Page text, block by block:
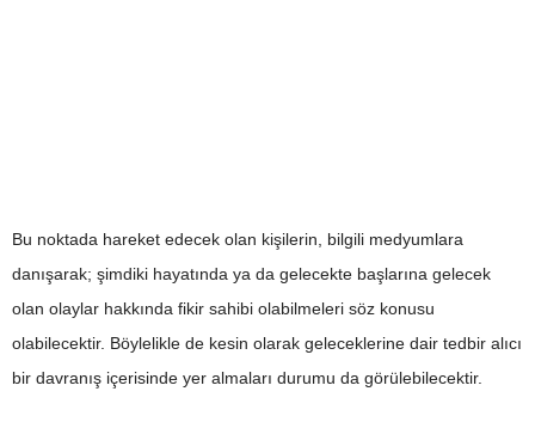
Bu noktada hareket edecek olan kişilerin, bilgili medyumlara
danışarak; şimdiki hayatında ya da gelecekte başlarına gelecek
olan olaylar hakkında fikir sahibi olabilmeleri söz konusu
olabilecektir. Böylelikle de kesin olarak geleceklerine dair tedbir alıcı
bir davranış içerisinde yer almaları durumu da görülebilecektir.